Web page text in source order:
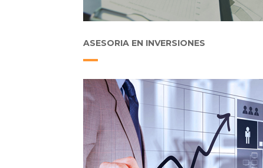
ASESORIA EN INVERSIONES